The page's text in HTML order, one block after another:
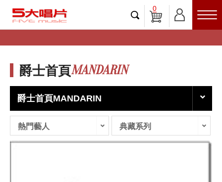
0
爵士首頁MANDARIN
爵士首頁MANDARIN
熱門藝人 典藏系列